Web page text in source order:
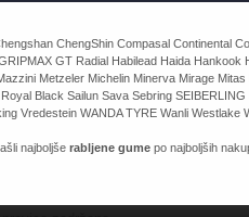
ChengShin Compasal Continental
GT Radial Habilead Haida Hankook
Metzeler Michelin Minerva Mirage
Black Sailun Sava Sebring
Vredestein WANDA TYRE Wanli Westlake
najboljše rabljene gume po najboljših